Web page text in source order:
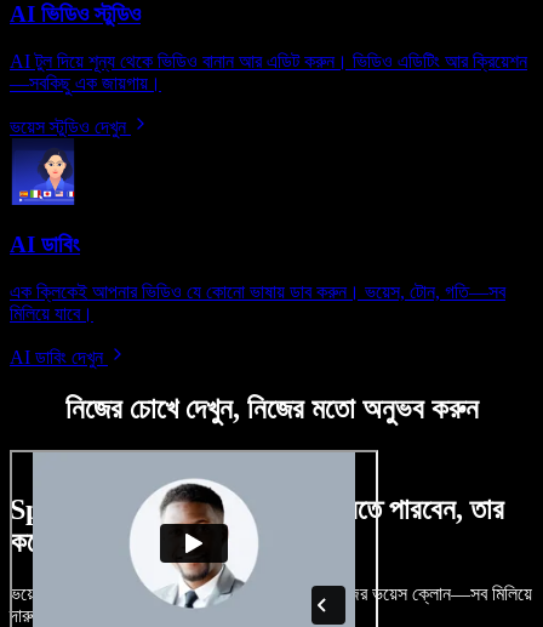
AI ভিডিও স্টুডিও
AI টুল দিয়ে শূন্য থেকে ভিডিও বানান আর এডিট করুন। ভিডিও এডিটিং আর ক্রিয়েশন
—সবকিছু এক জায়গায়।
ভয়েস স্টুডিও দেখুন
AI ডাবিং
এক ক্লিকেই আপনার ভিডিও যে কোনো ভাষায় ডাব করুন। ভয়েস, টোন, গতি—সব
মিলিয়ে যাবে।
AI ডাবিং দেখুন
নিজের চোখে দেখুন, নিজের মতো অনুভব করুন
Speechify Studio দিয়ে কী কী করতে পারবেন, তার
কয়েকটা উদাহরণ দেখুন
ভয়েসওভার, রয়্যালটি-ফ্রি ছবি, অডিও, ভিডিও যোগ, নিজের ভয়েস ক্লোন—সব মিলিয়ে
দারুণ মনে রাখার মতো অডিও-ভিডিও প্রজেক্ট বানান।